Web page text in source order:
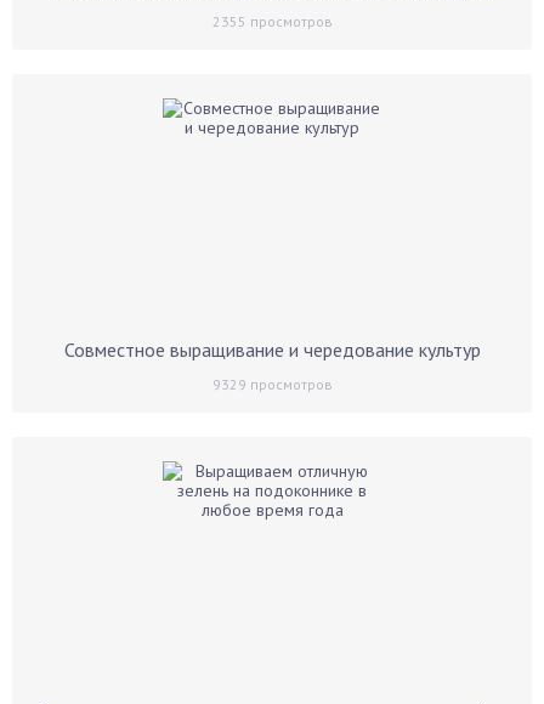
2355 просмотров
Совместное выращивание и чередование культур
9329 просмотров